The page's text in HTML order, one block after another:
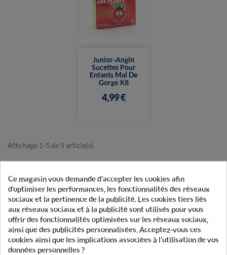
Junior-Angin
Sucettes Pour
Enfants Mal De
Gorge X8
4,99 €
Affichage 1-5 de 5 article(s)
Retour en haut
Livraison rapide
Découvrez nos modes et tarifs de livraison.
Paiement sécurisé
Ce magasin vous demande d'accepter les cookies afin
d'optimiser les performances, les fonctionnalités des réseaux
sociaux et la pertinence de la publicité. Les cookies tiers liés
aux réseaux sociaux et à la publicité sont utilisés pour vous
offrir des fonctionnalités optimisées sur les réseaux sociaux,
ainsi que des publicités personnalisées. Acceptez-vous ces
cookies ainsi que les implications associées à l'utilisation de vos
données personnelles ?